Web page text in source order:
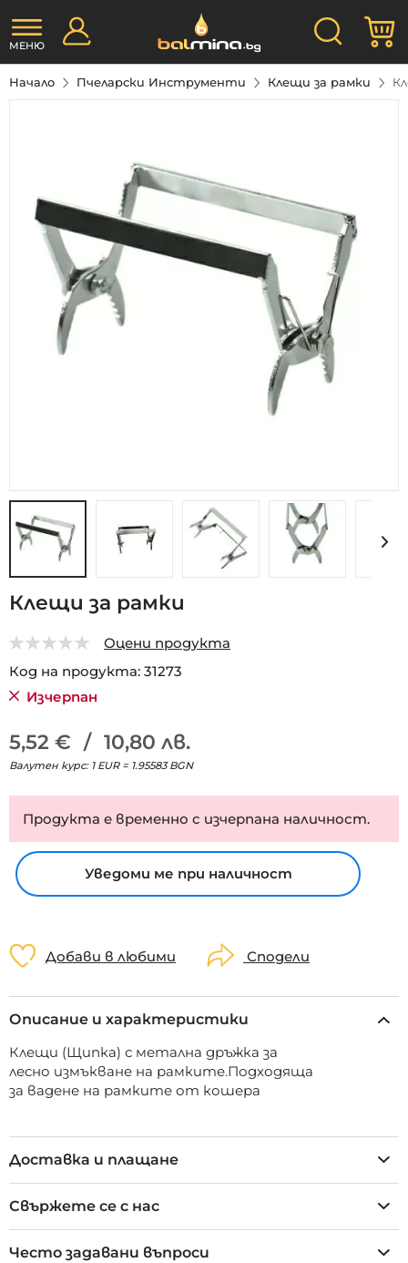
към
съдържанието
Търсене
МЕНЮ
Начало Пчеларски Инструменти Клещи за рамки
изображенията
към
на
галерия
със
снимки
Клещи за рамки
Оцени продукта
Код на продукта 31273
Изчерпан
5,52 € / 10,80 лв.
Валутен курс: 1 EUR = 1.95583 BGN
Продукта е временно с изчерпана наличност.
Уведоми ме при наличност
Добави в любими Сподели
Описание и характеристики
Клещи (Щипка) с метална дръжка за
лесно измъкване на рамките.Подходяща
за вадене на рамките от кошера
Доставка и плащане
Свържете се с нас
Често задавани въпроси